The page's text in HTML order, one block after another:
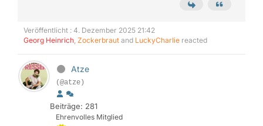
Veröffentlicht : 4. Dezember 2025 21:42
Georg Heinrich, Zockerbraut and LuckyCharlie reacted
Atze
(@atze)
Beiträge: 281
Ehrenvolles Mitglied